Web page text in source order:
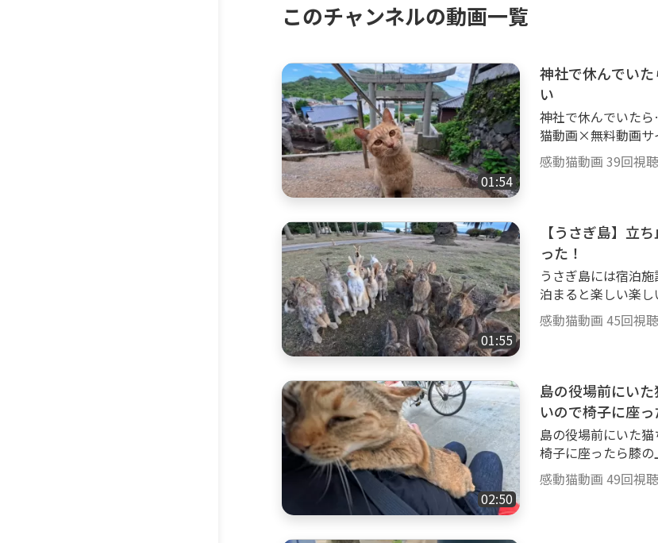
このチャンネルの動画一覧
01:54
神社で休んでい
い
神社で休んでいたら
猫動画×無料動画サ
【感動猫動画
ドも行ってます。
らり散歩を中心に
チ猫、黒ブチ、白
合！ ゴロゴロ、ナ
猫ちゃんがいっぱ
を鳴らす、膝の上に
達等、可愛い癒さ
andounekodouga
ikTok：
感動猫動画 39回視聴
01:55
【うさぎ島】立
った！
うさぎ島には宿泊
泊まると楽しい楽しいです。 休暇村 大久野島
動猫動画×無料動画
は、【感動猫動画
ャンネルの猫
索ぶらり散歩を中
ラ、ブチ猫、黒ブ
大集合！ ゴロゴロ
ん・子猫ちゃんが
ゴロ喉を鳴らす、膝
感動猫動画 45回視聴
02:50
島の役場前にい
いので椅子に座
島の役場前にいた
椅子に座ったら膝の上に乗ってきた 感動
感動猫動画
称して昔の感動猫動
感動猫動画 49回視聴